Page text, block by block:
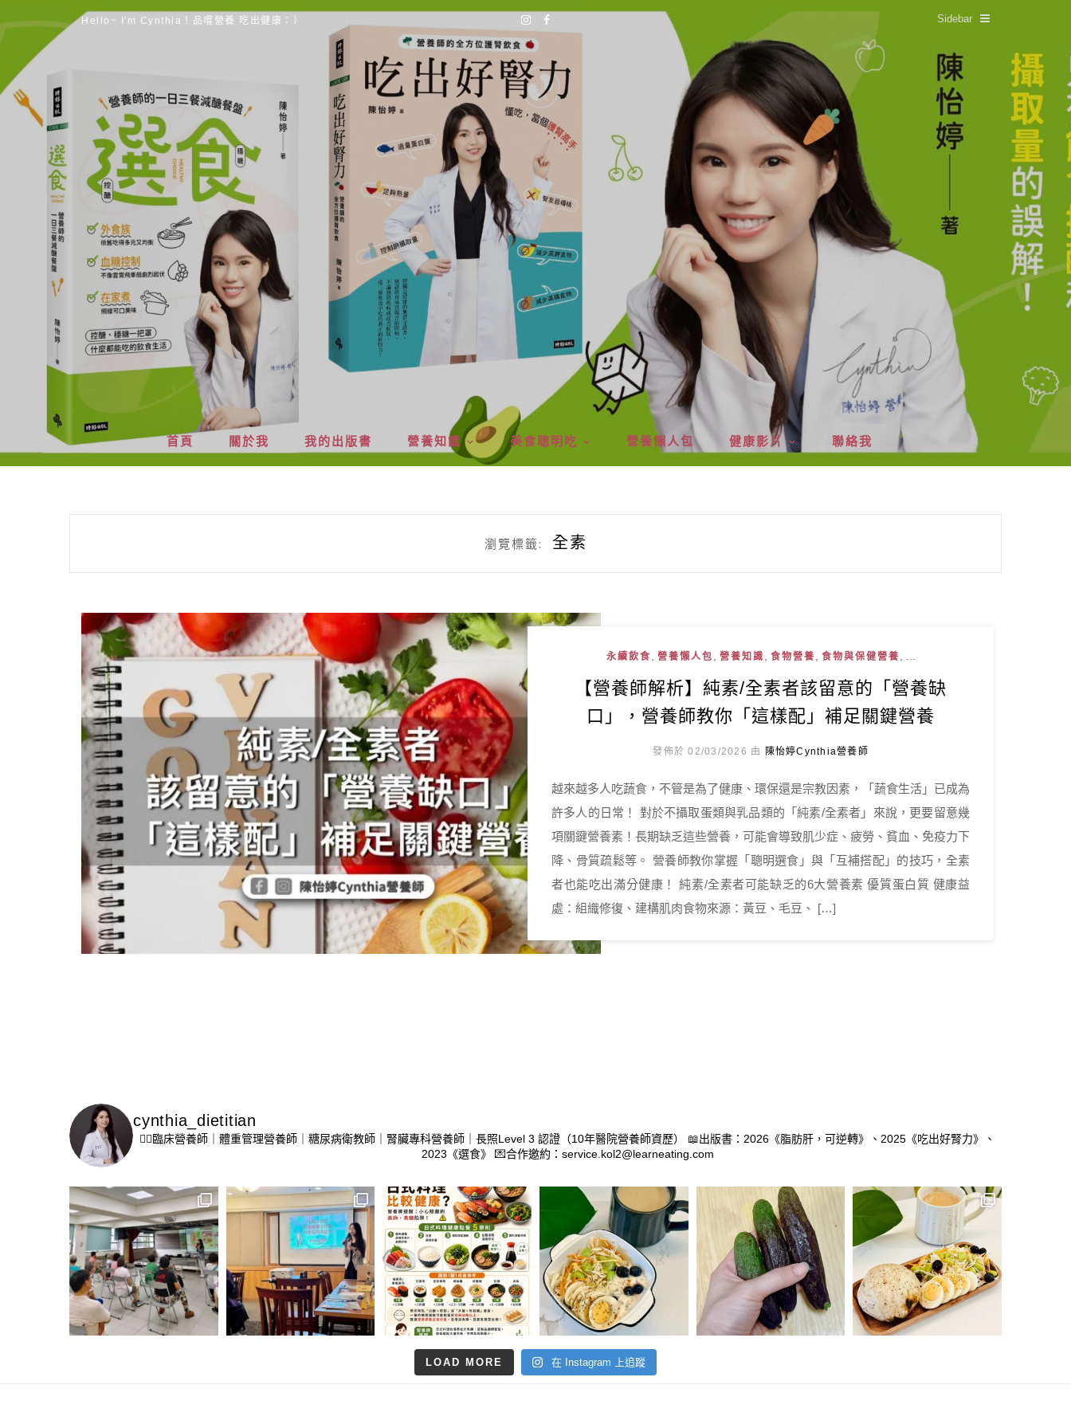
Hello~ I'm Cynthia！品嚐營養 吃出健康：） Sidebar
首頁 關於我 我的出版書 營養知識 美食聰明吃 營養懶人包 健康影片 聯絡我
瀏覽標籤: 全素
永續飲食 , 營養懶人包 , 營養知識 , 食物營養 , 食物與保健營養 , ...
【營養師解析】純素/全素者該留意的「營養缺
口」，營養師教你「這樣配」補足關鍵營養
發佈於 02/03/2026 由 陳怡婷Cynthia營養師
越來越多人吃蔬食，不管是為了健康、環保還是宗教因素，「蔬食生活」已成為
許多人的日常！ 對於不攝取蛋類與乳品類的「純素/全素者」來說，更要留意幾
項關鍵營養素！長期缺乏這些營養，可能會導致肌少症、疲勞、貧血、免疫力下
降、骨質疏鬆等。 營養師教你掌握「聰明選食」與「互補搭配」的技巧，全素
者也能吃出滿分健康！ 純素/全素者可能缺乏的6大營養素 優質蛋白質 健康益
處：組織修復、建構肌肉食物來源：黃豆、毛豆、 […]
cynthia_dietitian
👩‍⚕️臨床營養師｜體重管理營養師｜糖尿病衛教師｜腎臟專科營養師｜長照Level 3 認證（10年醫院營養師資歷）
📖出版書：2026《脂肪肝，可逆轉》、2025《吃出好腎力》、
2023《選食》
💌合作邀約：service.kol2@learneating.com
LOAD MORE 在 Instagram 上追蹤